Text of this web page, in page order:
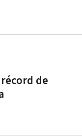
de